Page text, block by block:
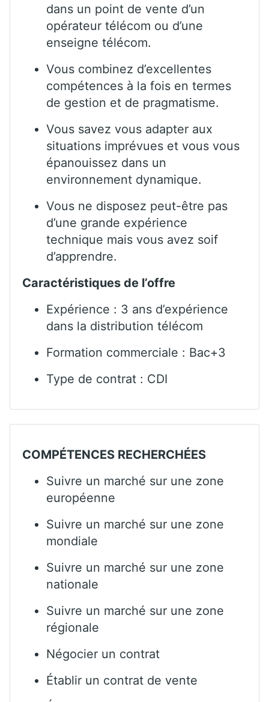
dans un point de vente d’un
opérateur télécom ou d’une
enseigne télécom.
Vous combinez d’excellentes
compétences à la fois en termes
de gestion et de pragmatisme.
Vous savez vous adapter aux
situations imprévues et vous vous
épanouissez dans un
environnement dynamique.
Vous ne disposez peut-être pas
d’une grande expérience
technique mais vous avez soif
d’apprendre.
Caractéristiques de l’offre
Expérience : 3 ans d’expérience
dans la distribution télécom
Formation commerciale : Bac+3
Type de contrat : CDI
COMPÉTENCES RECHERCHÉES
Suivre un marché sur une zone
européenne
Suivre un marché sur une zone
mondiale
Suivre un marché sur une zone
nationale
Suivre un marché sur une zone
régionale
Négocier un contrat
Établir un contrat de vente